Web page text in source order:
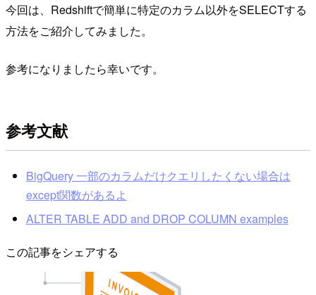
今回は、Redshiftで簡単に特定のカラム以外をSELECTする
方法をご紹介してみました。
参考になりましたら幸いです。
参考文献
BigQuery 一部のカラムだけクエリしたくない場合は
except関数があるよ
ALTER TABLE ADD and DROP COLUMN examples
この記事をシェアする